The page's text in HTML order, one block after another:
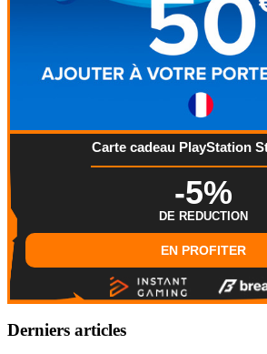
Carte cadeau PlayStation
-5%
DE REDUCTION
EN PROFITER
Derniers articles